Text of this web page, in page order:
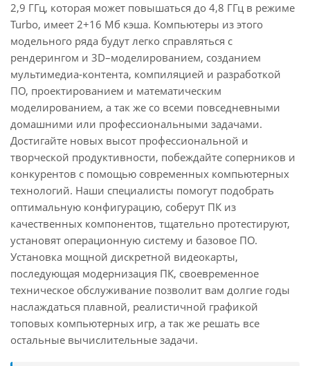
2,9 ГГц, которая может повышаться до 4,8 ГГц в режиме
Turbo, имеет 2+16 Мб кэша. Компьютеры из этого
модельного ряда будут легко справляться с
рендерингом и 3D–моделированием, созданием
мультимедиа-контента, компиляцией и разработкой
ПО, проектированием и математическим
моделированием, а так же со всеми повседневными
домашними или профессиональными задачами.
Достигайте новых высот профессиональной и
творческой продуктивности, побеждайте соперников и
конкурентов с помощью современных компьютерных
технологий. Наши специалисты помогут подобрать
оптимальную конфигурацию, соберут ПК из
качественных компонентов, тщательно протестируют,
установят операционную систему и базовое ПО.
Установка мощной дискретной видеокарты,
последующая модернизация ПК, своевременное
техническое обслуживание позволит вам долгие годы
наслаждаться плавной, реалистичной графикой
топовых компьютерных игр, а так же решать все
остальные вычислительные задачи.